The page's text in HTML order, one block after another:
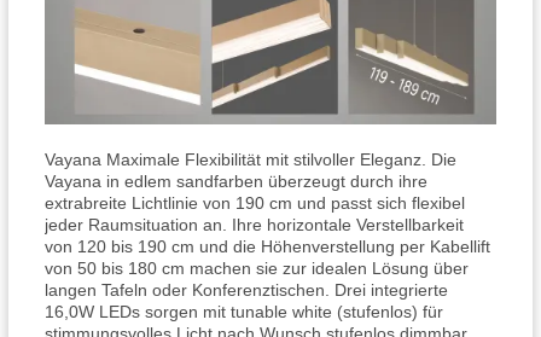
Vayana Maximale Flexibilität mit stilvoller Eleganz. Die
Vayana in edlem sandfarben überzeugt durch ihre
extrabreite Lichtlinie von 190 cm und passt sich flexibel
jeder Raumsituation an. Ihre horizontale Verstellbarkeit
von 120 bis 190 cm und die Höhenverstellung per Kabellift
von 50 bis 180 cm machen sie zur idealen Lösung über
langen Tafeln oder Konferenztischen. Drei integrierte
16,0W LEDs sorgen mit tunable white (stufenlos) für